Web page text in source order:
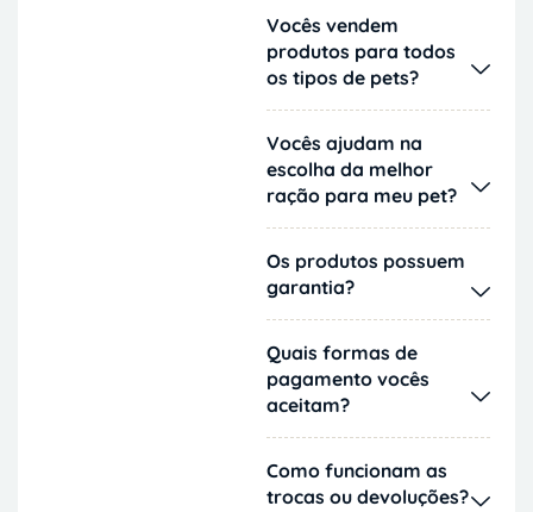
Vocês vendem
produtos para todos
os tipos de pets?
Vocês ajudam na
escolha da melhor
ração para meu pet?
Os produtos possuem
garantia?
Quais formas de
pagamento vocês
aceitam?
Como funcionam as
trocas ou devoluções?